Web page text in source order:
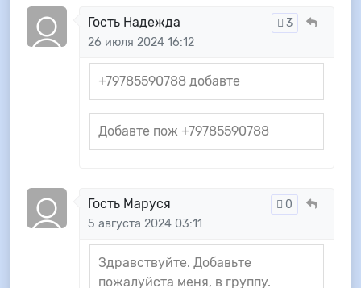
3
Гость Надежда
26 июля 2024 16:12
+79785590788 добавте
Добавте пож +79785590788
0
Гость Маруся
5 августа 2024 03:11
Здравствуйте. Добавьте
пожалуйста меня, в группу.